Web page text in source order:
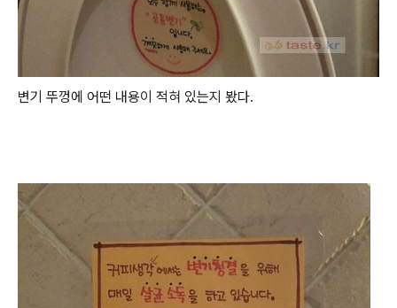
변기 뚜껑에 어떤 내용이 적혀 있는지 봤다.